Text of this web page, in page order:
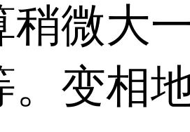
稍微大
。变相